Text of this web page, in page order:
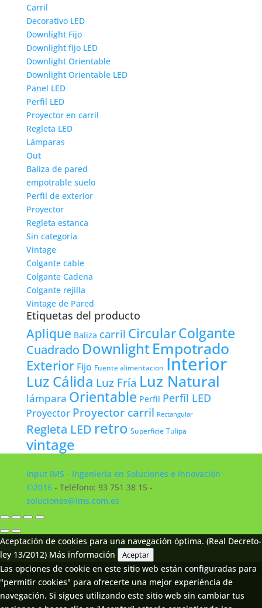
Carril
Decorativo LED
Downlight Fijo
Downlight fijo LED
Downlight Orientable
Downlight Orientable LED
Panel LED
Perfil LED
Proyector en carril
Regleta LED
Lámparas
Out
Baliza de pared
empotrable suelo
Perfil de exterior
Proyector
Regleta estanca
Sin categoría
Vintage
Colgante cable
Colgante Cadena
Colgante rejilla
Vintage de Pared
Etiquetas del producto
Aplique Baliza carril CircularColgante
Cuadrado DownlightEmpotrado
Exterior Fijo Fuente alimentacion Interior
Luz Cálida Luz Fría Luz Natural
lámpara Orientable Perfil Perfil LED
Proyector Proyector carril Rectangular
Regleta LED retro Superficie Tulipa
vintage
Input IMS - Ingeniería en Soluciones e Innovación -
©2016- Teléfono: 93 751 38 15 -
soluciones@ims.com.es
Aceptación de cookies para una navegación óptima. (Real Decreto-
ley 13/2012) Más información Aceptar
Las opciones de cookie en este sitio web están configuradas para
"permitir cookies" para ofrecerte una mejor experiéncia de
navegación. Si sigues utilizando este sitio web sin cambiar tus